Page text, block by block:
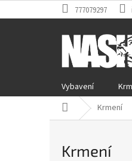
na
777079297
Vybavení
Domů Krmení
Krmení